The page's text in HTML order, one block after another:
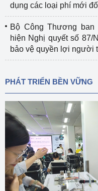
dụng các loại phí mới
Bộ Công Thương
hiện Nghị quyết số 87/
bảo vệ quyền lợi người
PHÁT TRIỂN BỀN VỮNG